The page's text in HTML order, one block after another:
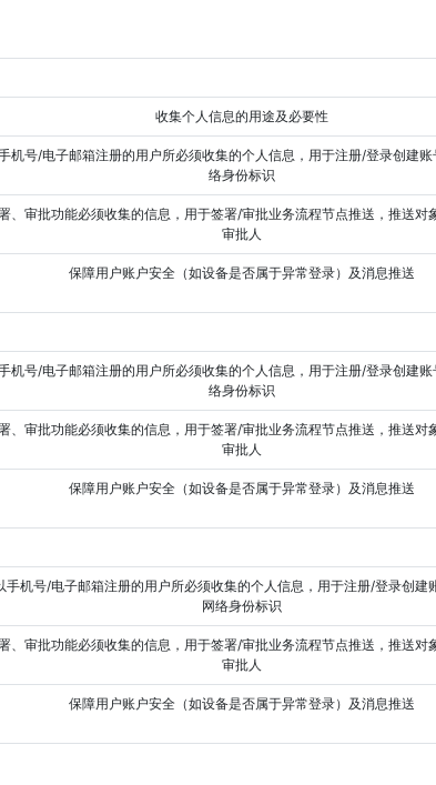
收集个人信息的用途及必要性
络身份标识
审批人
保障用户账户安全（如设备是否属于异常登录）及消息推送
络身份标识
审批人
保障用户账户安全（如设备是否属于异常登录）及消息推送
册/登录创建账号、完善
网络身份标识
审批人
保障用户账户安全（如设备是否属于异常登录）及消息推送